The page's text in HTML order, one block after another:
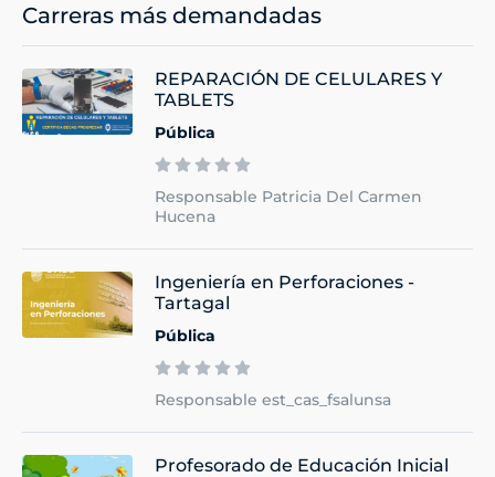
Carreras más demandadas
REPARACIÓN DE CELULARES Y
TABLETS
Pública
Responsable Patricia Del Carmen
Hucena
Ingeniería en Perforaciones -
Tartagal
Pública
Responsable est_cas_fsalunsa
Profesorado de Educación Inicial